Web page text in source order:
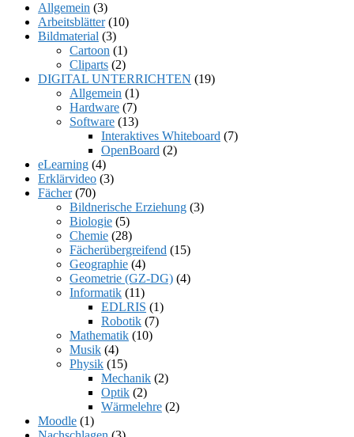
Allgemein (3)
Arbeitsblätter(10)
Bildmaterial (3)
Cartoon (1)
Cliparts (2)
DIGITAL UNTERRICHTEN (19)
Allgemein (1)
Hardware (7)
Software (13)
Interaktives Whiteboard (7)
OpenBoard (2)
eLearning (4)
Erklärvideo (3)
Fächer(70)
Bildnerische Erziehung (3)
Biologie (5)
Chemie (28)
Fächerübergreifend (15)
Geographie (4)
Geometrie (GZ-DG) (4)
Informatik (11)
EDLRIS (1)
Robotik (7)
Mathematik (10)
Musik (4)
Physik (15)
Mechanik (2)
Optik (2)
Wärmelehre (2)
Moodle (1)